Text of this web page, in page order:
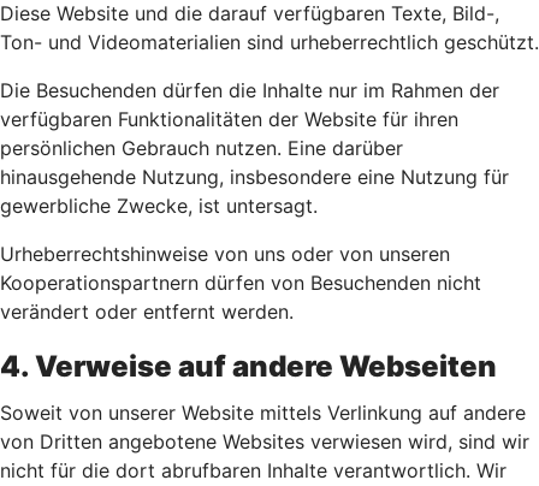
Diese Website und die darauf verfügbaren Texte, Bild-,
Ton- und Videomaterialien sind urheberrechtlich geschützt.
Die Besuchenden dürfen die Inhalte nur im Rahmen der
verfügbaren Funktionalitäten der Website für ihren
persönlichen Gebrauch nutzen. Eine darüber
hinausgehende Nutzung, insbesondere eine Nutzung für
gewerbliche Zwecke, ist untersagt.
Urheberrechtshinweise von uns oder von unseren
Kooperationspartnern dürfen von Besuchenden nicht
verändert oder entfernt werden.
4. Verweise auf andere Webseiten
Soweit von unserer Website mittels Verlinkung auf andere
von Dritten angebotene Websites verwiesen wird, sind wir
nicht für die dort abrufbaren Inhalte verantwortlich. Wir